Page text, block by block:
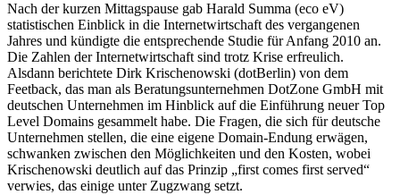
Nach der kurzen Mittagspause gab Harald Summa (eco eV)
statistischen Einblick in die Internetwirtschaft des vergangenen
Jahres und kündigte die entsprechende Studie für Anfang 2010 an.
Die Zahlen der Internetwirtschaft sind trotz Krise erfreulich.
Alsdann berichtete Dirk Krischenowski (dotBerlin) von dem
Feetback, das man als Beratungsunternehmen DotZone GmbH mit
deutschen Unternehmen im Hinblick auf die Einführung neuer Top
Level Domains gesammelt habe. Die Fragen, die sich für deutsche
Unternehmen stellen, die eine eigene Domain-Endung erwägen,
schwanken zwischen den Möglichkeiten und den Kosten, wobei
Krischenowski deutlich auf das Prinzip „first comes first served“
verwies, das einige unter Zugzwang setzt.